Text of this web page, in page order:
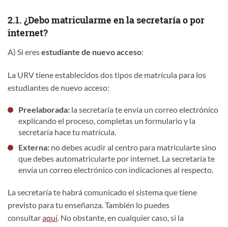
2.1. ¿Debo matricularme en la secretaría o por
internet?
A) Si eresestudiante de nuevo acceso:
La URV tiene establecidos dos tipos de matrícula para los
estudiantes de nuevo acceso:
Preelaborada:la secretaría te envía un correo electrónico
explicando el proceso, completas un formulario y la
secretaría hace tu matrícula.
Externa:no debes acudir al centro para matricularte sino
que debes automatricularte por internet. La secretaría te
envía un correo electrónico con indicaciones al respecto.
La secretaría te habrá comunicado el sistema que tiene
previsto para tu enseñanza. También lo puedes
consultaraquí . No obstante, en cualquier caso, si la